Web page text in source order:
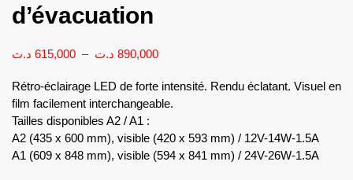
d’évacuation
615,000 د.ت – 890,000 د.ت
Rétro-éclairage LED de forte intensité. Rendu éclatant. Visuel en
film facilement interchangeable.
Tailles disponibles A2 / A1 :
A2 (435 x 600 mm), visible (420 x 593 mm) / 12V-14W-1.5A
A1 (609 x 848 mm), visible (594 x 841 mm) / 24V-26W-1.5A